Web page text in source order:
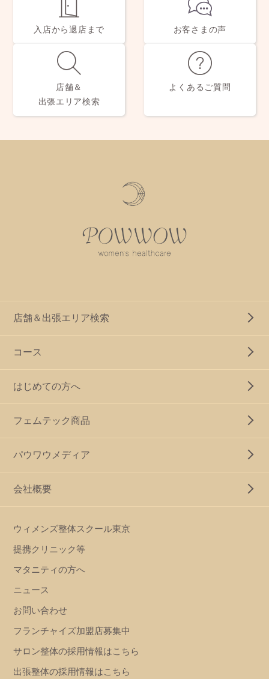
入店から退店まで お客さまの声
店舗＆
出張エリア検索
よくあるご質問
店舗＆出張エリア検索
コース
はじめての方へ
フェムテック商品
パウワウメディア
会社概要
ウィメンズ整体スクール東京
提携クリニック等
マタニティの方へ
ニュース
お問い合わせ
フランチャイズ加盟店募集中
サロン整体の採用情報はこちら
出張整体の採用情報はこちら